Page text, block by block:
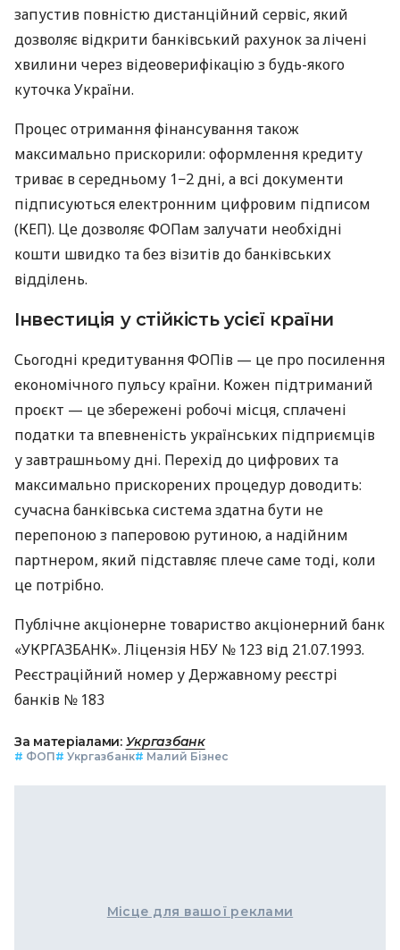
запустив повністю дистанційний сервіс, який
дозволяє відкрити банківський рахунок за лічені
хвилини через відеоверифікацію з будь-якого
куточка України.
Процес отримання фінансування також
максимально прискорили: оформлення кредиту
триває в середньому 1−2 дні, а всі документи
підписуються електронним цифровим підписом
(КЕП). Це дозволяє ФОПам залучати необхідні
кошти швидко та без візитів до банківських
відділень.
Інвестиція у стійкість усієї країни
Сьогодні кредитування ФОПів — це про посилення
економічного пульсу країни. Кожен підтриманий
проєкт — це збережені робочі місця, сплачені
податки та впевненість українських підприємців
у завтрашньому дні. Перехід до цифрових та
максимально прискорених процедур доводить:
сучасна банківська система здатна бути не
перепоною з паперовою рутиною, а надійним
партнером, який підставляє плече саме тоді, коли
це потрібно.
Публічне акціонерне товариство акціонерний банк
«УКРГАЗБАНК». Ліцензія НБУ № 123 від 21.07.1993.
Реєстраційний номер у Державному реєстрі
банків № 183
За матеріалами: Укргазбанк
# ФОП# Укргазбанк# Малий Бізнес
Місце для вашої реклами